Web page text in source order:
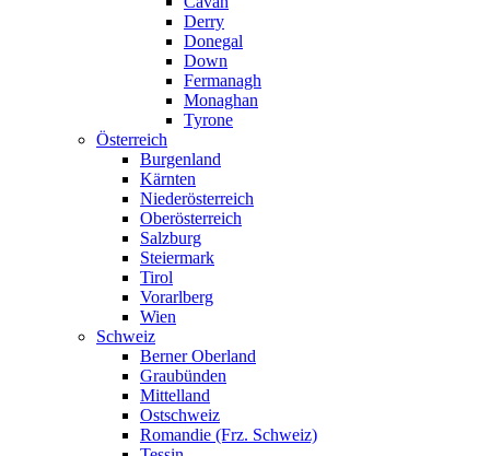
Derry
Donegal
Down
Fermanagh
Monaghan
Tyrone
Österreich
Burgenland
Kärnten
Niederösterreich
Oberösterreich
Salzburg
Steiermark
Tirol
Vorarlberg
Wien
Schweiz
Berner Oberland
Graubünden
Mittelland
Ostschweiz
Romandie (Frz. Schweiz)